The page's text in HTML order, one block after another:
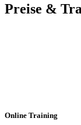
Preise &
Online Training